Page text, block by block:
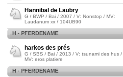
Hannibal de Laubry
G / BWP / Bai / 2007 / V: Nonstop / MV:
Laudanum xx / 104UB90
H - PFERDENAME
harkos des prés
G / SBS / Bai / 2013 / V: tsunami des hus /
MV: eros platiere
H - PFERDENAME